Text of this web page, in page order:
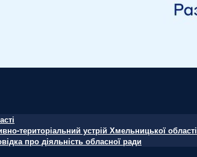
територіальний устрій Хмельницької області
про діяльність обласної ради